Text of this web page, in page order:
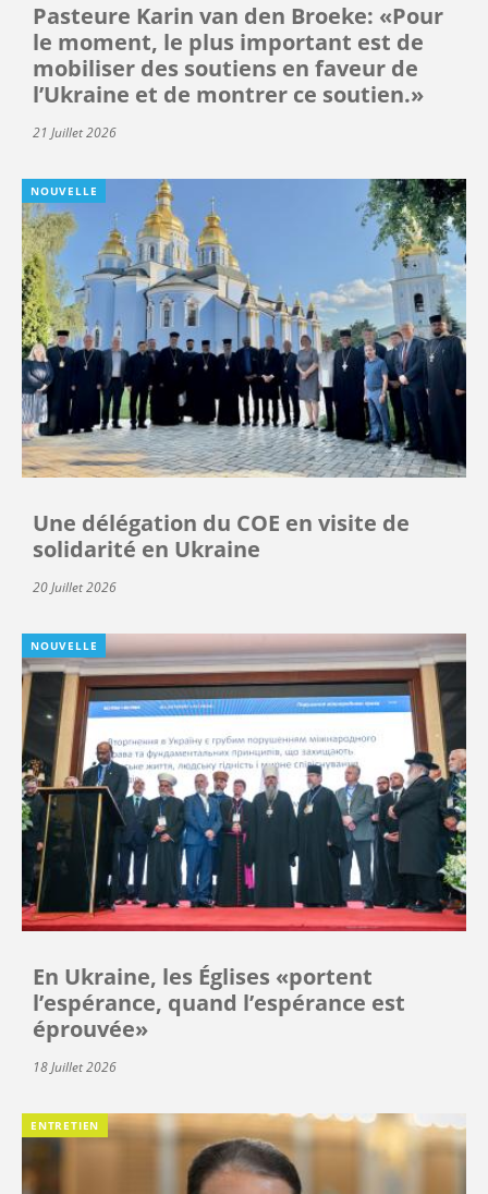
Pasteure Karin van den Broeke: «Pour
le moment, le plus important est de
mobiliser des soutiens en faveur de
l’Ukraine et de montrer ce soutien.»
21 Juillet 2026
NOUVELLE
Une délégation du COE en visite de
solidarité en Ukraine
20 Juillet 2026
NOUVELLE
En Ukraine, les Églises «portent
l’espérance, quand l’espérance est
éprouvée»
18 Juillet 2026
ENTRETIEN